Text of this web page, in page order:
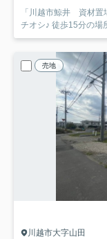
「川越市鯨井 資材
チオシ♪ 徒歩15分の場
売地
川越市大字山田